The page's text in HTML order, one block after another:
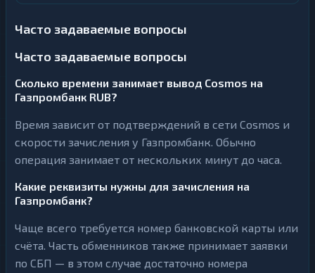
Часто задаваемые вопросы
Часто задаваемые вопросы
Сколько времени занимает вывод Cosmos на
Газпромбанк RUB?
Время зависит от подтверждений в сети Cosmos и
скорости зачисления у Газпромбанк. Обычно
операция занимает от нескольких минут до часа.
Какие реквизиты нужны для зачисления на
Газпромбанк?
Чаще всего требуется номер банковской карты или
счёта. Часть обменников также принимает заявки
по СБП — в этом случае достаточно номера